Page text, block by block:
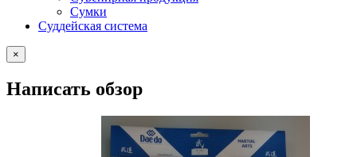
Сумки
Суддейская система
×
Написать обзор